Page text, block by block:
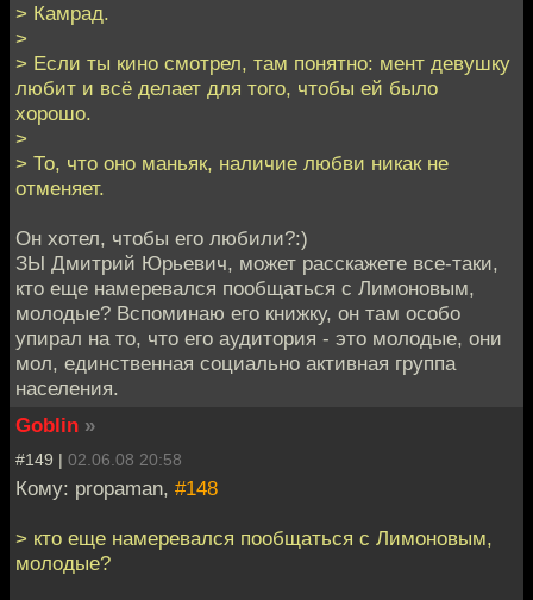
> Камрад.
>
> Если ты кино смотрел, там понятно: мент девушку
любит и всё делает для того, чтобы ей было
хорошо.
>
> То, что оно маньяк, наличие любви никак не
отменяет.
Он хотел, чтобы его любили?:)
ЗЫ Дмитрий Юрьевич, может расскажете все-таки,
кто еще намеревался пообщаться с Лимоновым,
молодые? Вспоминаю его книжку, он там особо
упирал на то, что его аудитория - это молодые, они
мол, единственная социально активная группа
населения.
Goblin »
#149 | 02.06.08 20:58
Кому: propaman, #148
> кто еще намеревался пообщаться с Лимоновым,
молодые?